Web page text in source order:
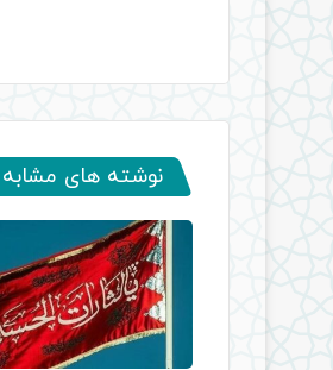
نوشته های مشابه